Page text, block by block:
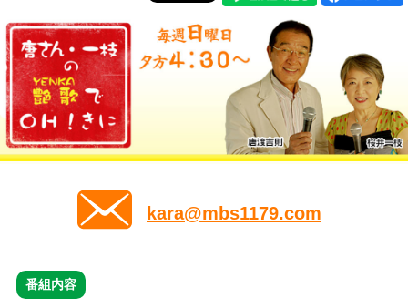
kara@mbs1179.com
番組内容